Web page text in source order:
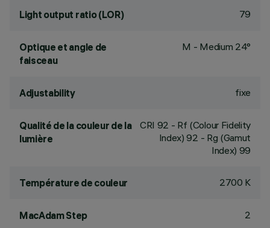
Light output ratio (LOR) 79
Optique et angle de
faisceau
M - Medium 24°
Adjustability fixe
Qualité de la couleur de la
lumière
CRI 92 - Rf (Colour Fidelity
Index) 92 - Rg (Gamut
Index) 99
Température de couleur 2700 K
MacAdam Step 2